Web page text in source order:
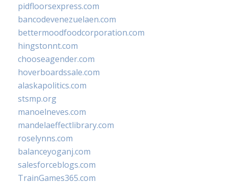
pidfloorsexpress.com
bancodevenezuelaen.com
bettermoodfoodcorporation.com
hingstonnt.com
chooseagender.com
hoverboardssale.com
alaskapolitics.com
stsmp.org
manoelneves.com
mandelaeffectlibrary.com
roselynns.com
balanceyoganj.com
salesforceblogs.com
TrainGames365.com